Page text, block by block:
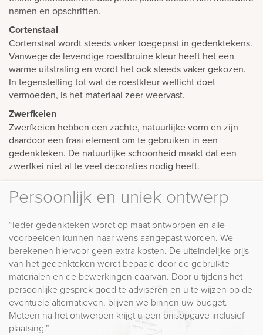
namen en opschriften.
Cortenstaal
Cortenstaal wordt steeds vaker toegepast in gedenktekens.
Vanwege de levendige roestbruine kleur heeft het een
warme uitstraling en wordt het ook steeds vaker gekozen.
In tegenstelling tot wat de roestkleur wellicht doet
vermoeden, is het materiaal zeer weervast.
Zwerfkeien
Zwerfkeien hebben een zachte, natuurlijke vorm en zijn
daardoor een fraai element om te gebruiken in een
gedenkteken. De natuurlijke schoonheid maakt dat een
zwerfkei niet al te veel decoraties nodig heeft.
Persoonlijk en uniek ontwerp
“Ieder gedenkteken wordt op maat ontworpen en alle
voorbeelden kunnen naar wens aangepast worden. We
berekenen hiervoor geen extra kosten. De uiteindelijke prijs
van het gedenkteken wordt bepaald door de gebruikte
materialen en de bewerkingen daarvan. Door u tijdens het
persoonlijke gesprek goed te adviseren en u te wijzen op de
eventuele alternatieven, blijven we binnen uw budget.
Meteen na het ontwerpen krijgt u een prijsopgave inclusief
plaatsing.”